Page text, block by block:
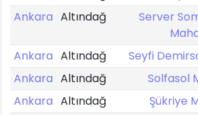
Ankara Altındağ
Server
Ankara Altındağ
Seyfi
Ankara Altındağ
Solfasol
Ankara Altındağ
Şükriye